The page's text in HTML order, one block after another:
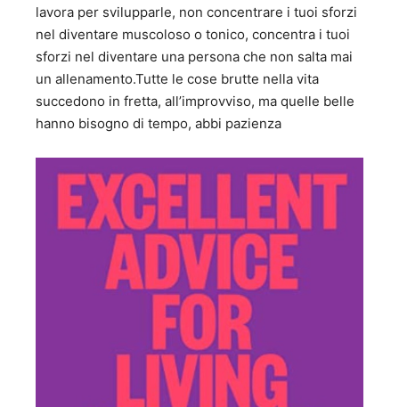
lavora per svilupparle, non concentrare i tuoi sforzi
nel diventare muscoloso o tonico, concentra i tuoi
sforzi nel diventare una persona che non salta mai
un allenamento.Tutte le cose brutte nella vita
succedono in fretta, all’improvviso, ma quelle belle
hanno bisogno di tempo, abbi pazienza